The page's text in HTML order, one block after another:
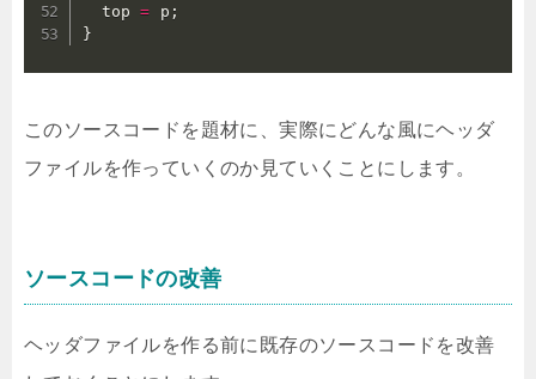
  top
= p ;
}
このソースコードを題材に、実際にどんな風にヘッダ
ファイルを作っていくのか見ていくことにします。
ソースコードの改善
ヘッダファイルを作る前に既存のソースコードを改善